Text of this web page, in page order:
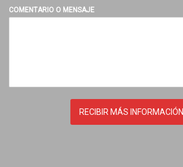
COMENTARIO O MENSAJE
RECIBIR MÁS INFORMACIÓN